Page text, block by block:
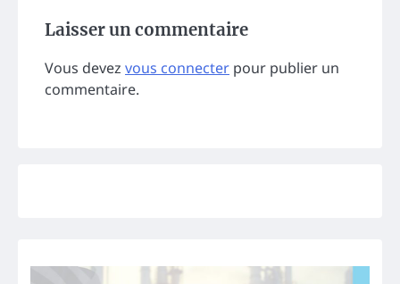
Laisser un commentaire
Vous devez vous connecter pour publier un
commentaire.